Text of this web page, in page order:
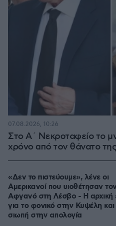
Στο Α΄ Νεκροταφείο το
χρόνο από τον θάνατο
07.08.2026, 10:26
«Δεν το πιστεύουμε», λένε οι
Αμερικανοί που υιοθέτησαν
Αφγανό στη Λέσβο - Η αρχική
για το φονικό στην Κυψέλη
σιωπή στην απολογία